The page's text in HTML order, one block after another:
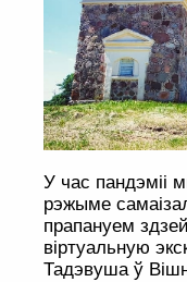
У час пандэміі
рэжыме
прапануем
віртуальную
Тадэвуша ў